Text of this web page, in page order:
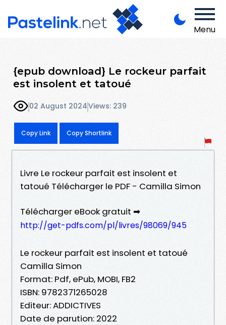
Menu
{epub download} Le rockeur parfait
est insolent et tatoué
02 August 2024Views: 239
Copy Link Copy Shortlink
Livre Le rockeur parfait est insolent et
tatoué Télécharger le PDF - Camilla Simon
Télécharger eBook gratuit ➡
http://get-pdfs.com/pl/livres/98069/945
Le rockeur parfait est insolent et tatoué
Camilla Simon
Format: Pdf, ePub, MOBI, FB2
ISBN: 9782371265028
Editeur: ADDICTIVES
Date de parution: 2022